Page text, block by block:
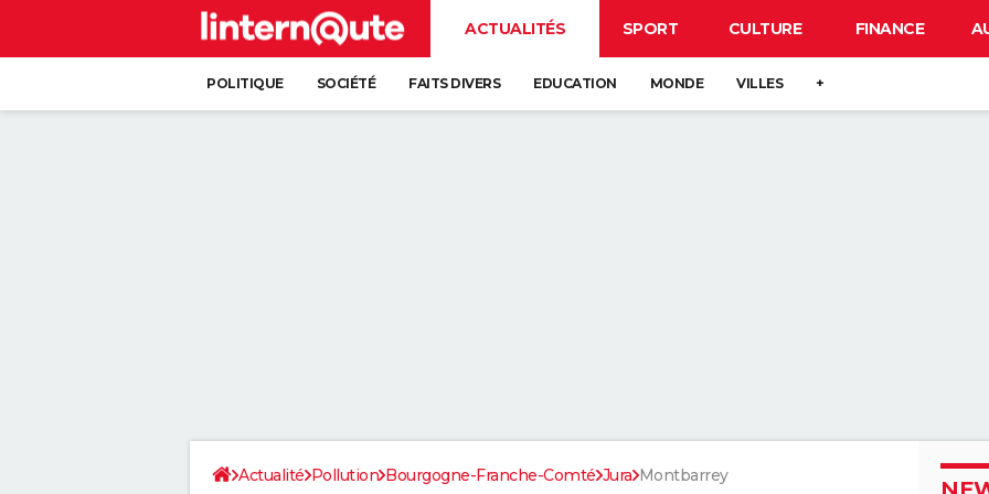
ACTUALITÉS SPORT CULTURE FINANCE
POLITIQUE SOCIÉTÉ FAITS DIVERS EDUCATION MONDE VILLES +
Actualité Pollution Bourgogne-Franche-Comté Jura Montbarrey